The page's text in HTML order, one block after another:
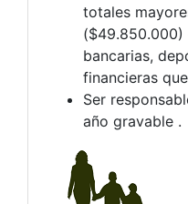
totales
($49.850.000)
bancarias,
financieras
Ser
año gravable .